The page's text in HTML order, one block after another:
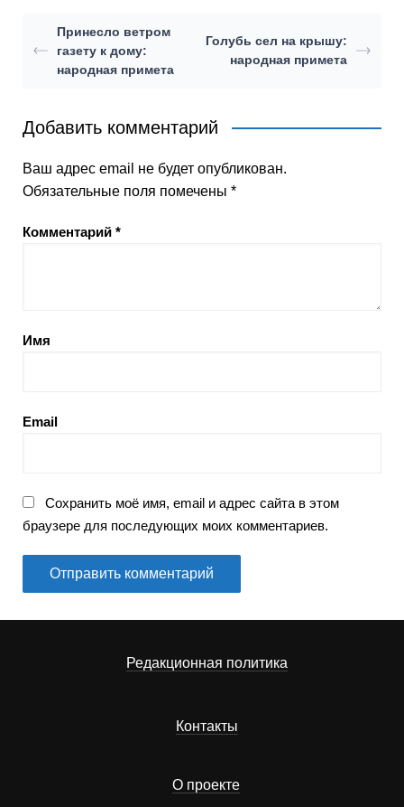
Принесло ветром
газету к дому:
народная примета
Голубь сел на крышу:
народная примета
Добавить комментарий
Ваш адрес email не будет опубликован.
Обязательные поля помечены *
Комментарий *
Имя
Email
Сохранить моё имя, email и адрес сайта в этом
браузере для последующих моих комментариев.
Редакционная политика
Контакты
О проекте